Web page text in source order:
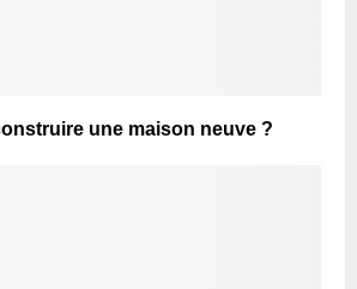
une maison neuve ?